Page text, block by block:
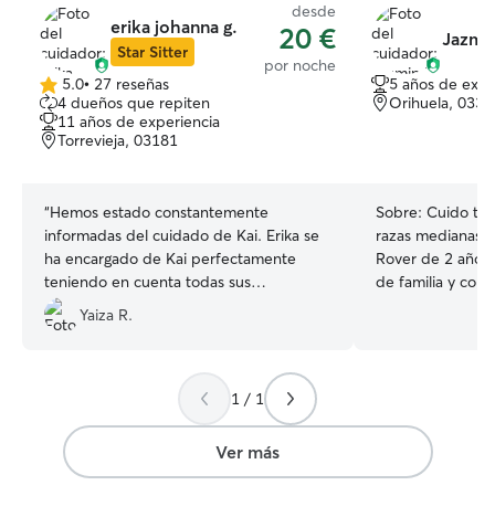
erika johanna g.
Star Sitter
desde
20 €
por noche
5.0
de
5
estrellas
5.0• 27 reseñas
4 dueños que repiten
11 años de experiencia
Torrevieja, 03181
“Hemos estado constantemente
informadas del cuidado de Kai. Erika se
ha encargado de Kai perfectamente
teniendo en cuenta todas sus
necesidades, estamos muy agradecidas.
Sin duda volveríamos a confiar en Erika
Yaiza R.
5 años de
Orihuela,
Sobre: Cuido
razas
Rover de 2
de familia y
servicio de perritos 🐾 me
las mascotas
con ellos y
1 / 1
Ver más